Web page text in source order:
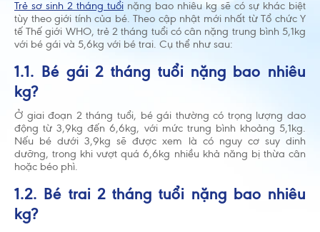
Trẻ sơ sinh 2 tháng tuổi nặng bao nhiêu kg sẽ có sự khác biệt
tùy theo giới tính của bé. Theo cập nhật mới nhất từ Tổ chức Y
tế Thế giới WHO, trẻ 2 tháng tuổi có cân nặng trung bình 5,1kg
với bé gái và 5,6kg với bé trai. Cụ thể như sau:
1.1. Bé gái 2 tháng tuổi nặng bao nhiêu
kg?
Ở giai đoạn 2 tháng tuổi, bé gái thường có trọng lượng dao
động từ 3,9kg đến 6,6kg, với mức trung bình khoảng 5,1kg.
Nếu bé dưới 3,9kg sẽ được xem là có nguy cơ suy dinh
dưỡng, trong khi vượt quá 6,6kg nhiều khả năng bị thừa cân
hoặc béo phì.
1.2. Bé trai 2 tháng tuổi nặng bao nhiêu
kg?